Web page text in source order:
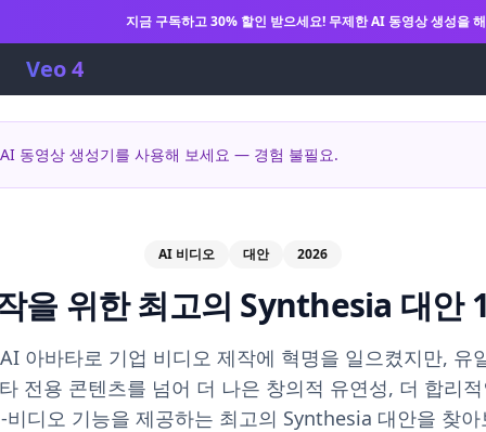
지금 구독하고 30% 할인 받으세요! 무제한 AI 동영상 생성을
Veo 4
동영상 생성기를 사용해 보세요 — 경험 불필요.
AI 비디오 대안 2026
을 위한 최고의 Synthesia 대안
아바타로 기업 비디오 제작에 혁명을 일으켰지만, 유
전용 콘텐츠를 넘어 더 나은 창의적 유연성, 더 합리
비디오 기능을 제공하는 최고의 Synthesia 대안을 찾아